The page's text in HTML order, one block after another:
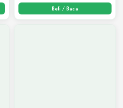
Beli / Baca